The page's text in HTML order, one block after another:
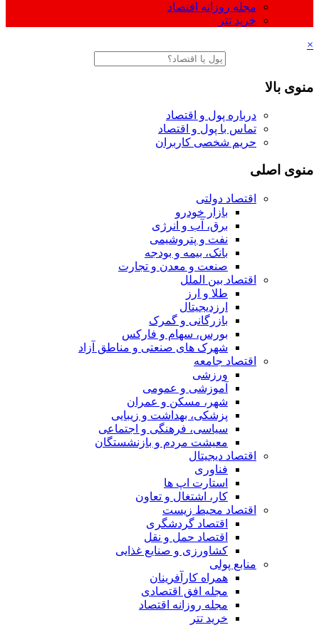
مجله روزانه اقتصاد
خرید تتر
×
منوی بالا
درباره پول و اقتصاد
تماس با پول و اقتصاد
حریم شخصی کاربران
منوی اصلی
اقتصاد دولتی
بازار خودرو
برق، آب و انرژی
نفت و پتروشیمی
بانک، بیمه و بودجه
صنعت و معدن و تجارت
اقتصاد بین الملل
طلا و ارز
ارزدیجیتال
بازرگانی و گمرک
بورس، سهام و فارکس
شهرک های صنعتی و مناطق آزاد
اقتصاد جامعه
ورزشی
آموزشی و عمومی
شهر، مسکن و عمران
پزشکی، بهداشت و زیبایی
سیاسی، فرهنگی و اجتماعی
معیشت مردم و بازنشستگان
اقتصاد دیجیتال
فناوری
استارت اپ ها
کار، اشتغال و تعاون
اقتصاد محیط زیست
اقتصاد گردشگری
اقتصاد حمل و نقل
کشاورزی و صنایع غذایی
منابع پولی
همراه کارآفرینان
مجله افق اقتصادی
مجله روزانه اقتصاد
خرید تتر